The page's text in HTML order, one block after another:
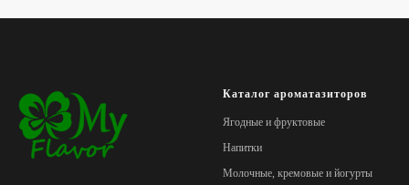
Каталог ароматазиторов
Ягодные и фруктовые
Напитки
Молочные, кремовые и йогурты